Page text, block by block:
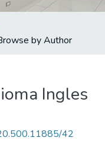
by Author
Ingles
42